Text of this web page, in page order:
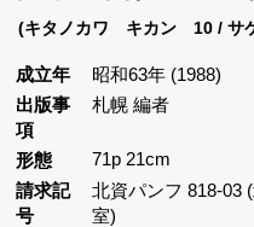
(キタノカワ キカン 10 / サ
成立年
昭和63年 (1988)
出版事
項
札幌 編者
形態
71p 21cm
請求記
号
北資パンフ 818-03
室)